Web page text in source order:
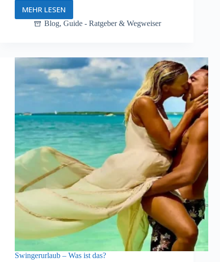
MEHR LESEN
Pflege
und
Dolls
Blog, Guide - Ratgeber & Wegweiser
Swingerurlaub – Was ist das?